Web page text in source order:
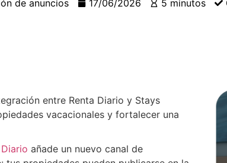
de anuncios 17/06/2026 5 minutos
entre Renta Diario y Stays
vacacionales y fortalecer una
añade un nuevo canal de